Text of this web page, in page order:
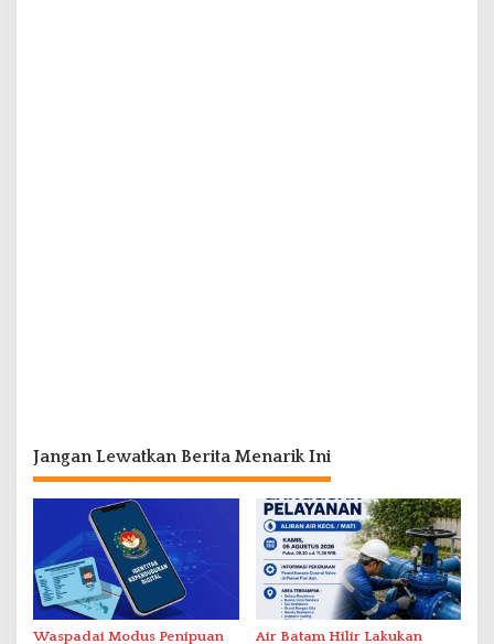
Jangan Lewatkan Berita Menarik Ini
Waspadai Modus Penipuan Air Batam Hilir Lakukan